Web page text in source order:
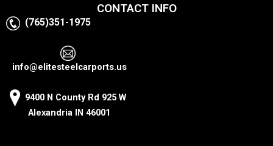
CONTACT INFO
(765)351-1975
info@elitesteelcarports.us
9400 N County Rd 925 W
Alexandria IN 46001